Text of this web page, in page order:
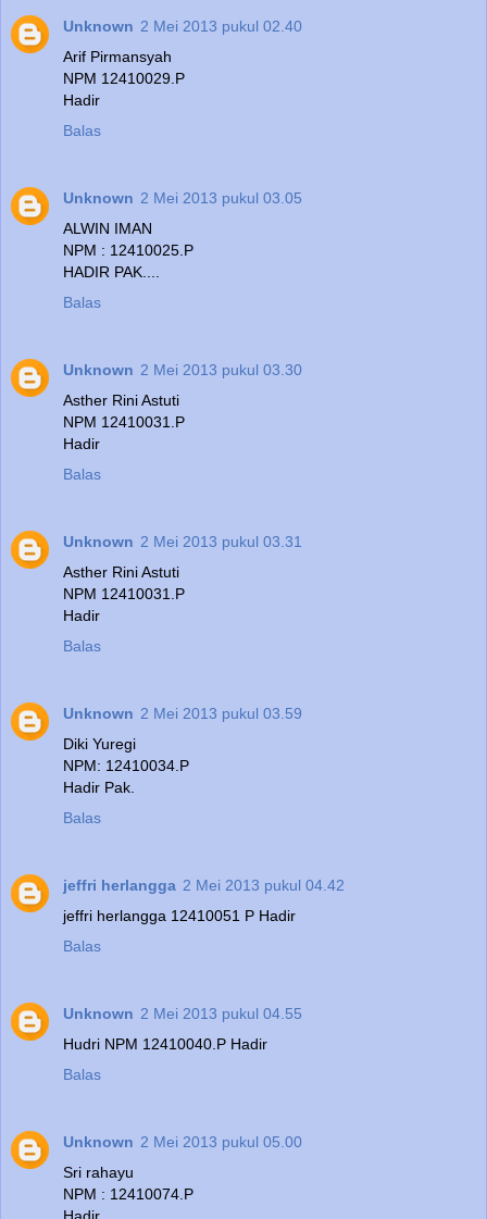
Unknown 2 Mei 2013 pukul 02.40
Arif Pirmansyah
NPM 12410029.P
Hadir
Balas
Unknown 2 Mei 2013 pukul 03.05
ALWIN IMAN
NPM : 12410025.P
HADIR PAK....
Balas
Unknown 2 Mei 2013 pukul 03.30
Asther Rini Astuti
NPM 12410031.P
Hadir
Balas
Unknown 2 Mei 2013 pukul 03.31
Asther Rini Astuti
NPM 12410031.P
Hadir
Balas
Unknown 2 Mei 2013 pukul 03.59
Diki Yuregi
NPM: 12410034.P
Hadir Pak.
Balas
jeffri herlangga 2 Mei 2013 pukul 04.42
jeffri herlangga 12410051 P Hadir
Balas
Unknown 2 Mei 2013 pukul 04.55
Hudri NPM 12410040.P Hadir
Balas
Unknown 2 Mei 2013 pukul 05.00
Sri rahayu
NPM : 12410074.P